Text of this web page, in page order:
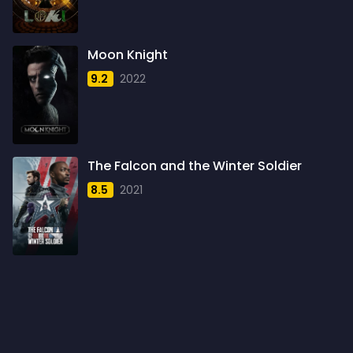
1960
1961
1962
1963
1964
1965
1966
1967
1968
Moon Knight
9.2 2022
The Falcon and the Winter Soldier
8.5 2021